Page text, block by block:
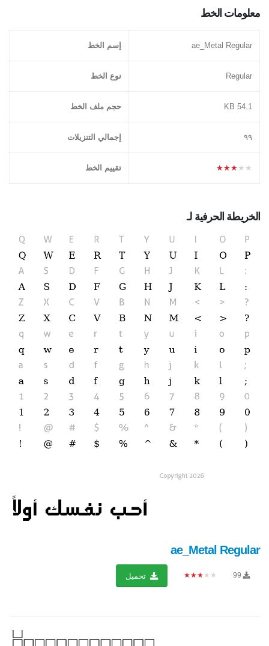
معلومات الخط
ae_Metal Regular إسم الخط
Regular نوع الخط
54.1 KB حجم ملف الخط
۹۹ إجمالي التنزيلات
★★★★★ تقييم الخط
الخريطة الحرفية لـ
ae_Metal Regular
99
★★★★★ تحميل